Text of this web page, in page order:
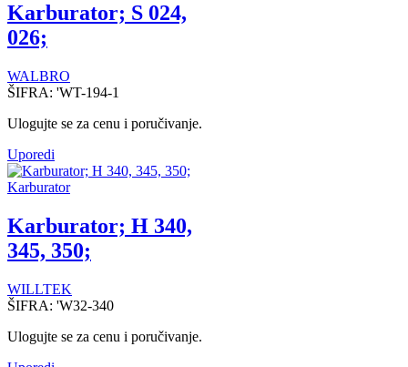
Karburator; S 024,
026;
WALBRO
ŠIFRA: 'WT-194-1
Ulogujte se za cenu i poručivanje.
Uporedi
Karburator
Karburator; H 340,
345, 350;
WILLTEK
ŠIFRA: 'W32-340
Ulogujte se za cenu i poručivanje.